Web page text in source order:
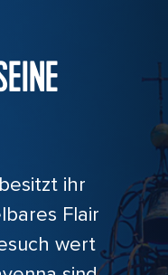
ihr
Flair
wert